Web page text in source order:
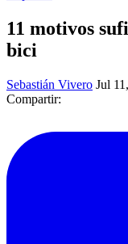
11 motivos
bici
Sebastián Vivero Jul
Compartir: